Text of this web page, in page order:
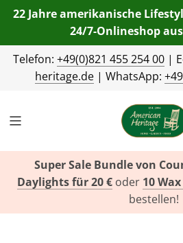
22 Jahre amerikanische
24/7-Onlineshop
Telefon: +49(0)821 455 254 00 |
heritage.de | WhatsApp:
Super Sale Bundle von
Daylights für 20 €oder 10
bestellen!